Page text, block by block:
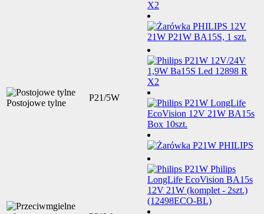
Postojowe tylne
P21/5W